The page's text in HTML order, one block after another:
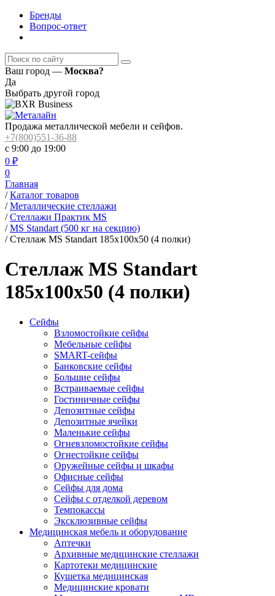
Бренды
Вопрос-ответ
Ваш город — Москва?
Да
Выбрать другой город
Продажа металлической мебели и сейфов.
+7(800)551-36-88
с 9:00 до 19:00
0 ₽
0
Главная
/ Каталог товаров
/ Металлические стеллажи
/ Стеллажи Практик MS
/ MS Standart (500 кг на секцию)
/ Стеллаж MS Standart 185x100x50 (4 полки)
Стеллаж MS Standart
185x100x50 (4 полки)
Сейфы
Взломостойкие сейфы
Мебельные сейфы
SMART-сейфы
Банковские сейфы
Большие сейфы
Встраиваемые сейфы
Гостиничные сейфы
Депозитные сейфы
Депозитные ячейки
Маленькие сейфы
Огневзломостойкие сейфы
Огнестойкие сейфы
Оружейные сейфы и шкафы
Офисные сейфы
Сейфы для дома
Сейфы с отделкой деревом
Темпокассы
Эксклюзивные сейфы
Медицинская мебель и оборудование
Аптечки
Архивные медицинские стеллажи
Картотеки медицинские
Кушетка медицинская
Медицинские кровати